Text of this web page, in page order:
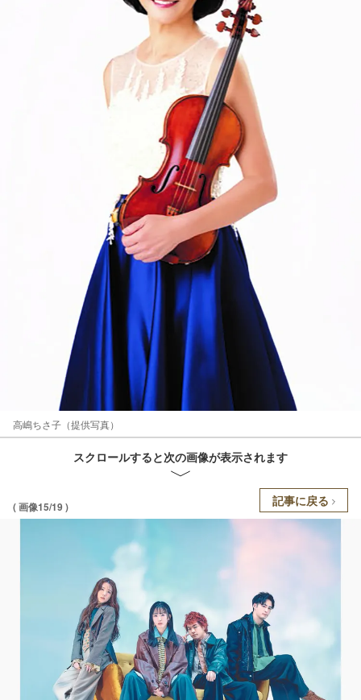
高嶋ちさ子（提供写真）
スクロールすると次の画像が表示されます
( 画像15/19 ) 記事に戻る